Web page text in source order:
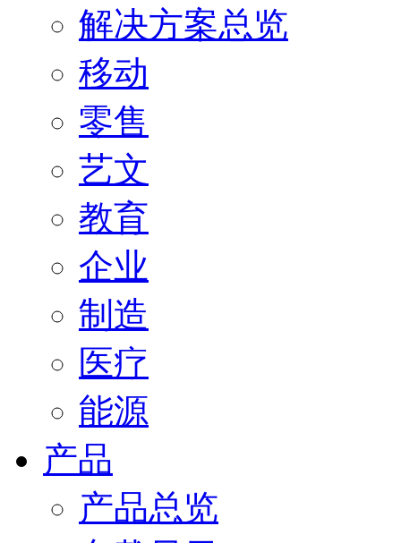
解决方案总览
移动
零售
艺文
教育
企业
制造
医疗
能源
产品
产品总览